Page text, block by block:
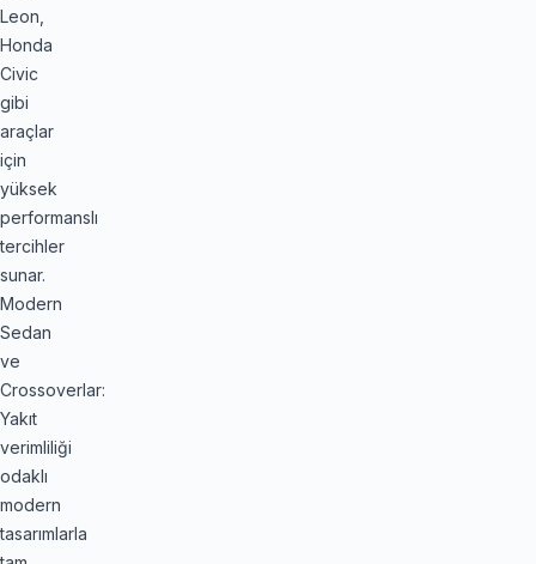
Leon,
Honda
Civic
gibi
araçlar
için
yüksek
performanslı
tercihler
sunar.
Modern
Sedan
ve
Crossoverlar:
Yakıt
verimliliği
odaklı
modern
tasarımlarla